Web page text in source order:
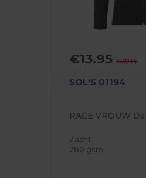
€13.95€30.14
SOL'S 01194
Zacht
280 gsm